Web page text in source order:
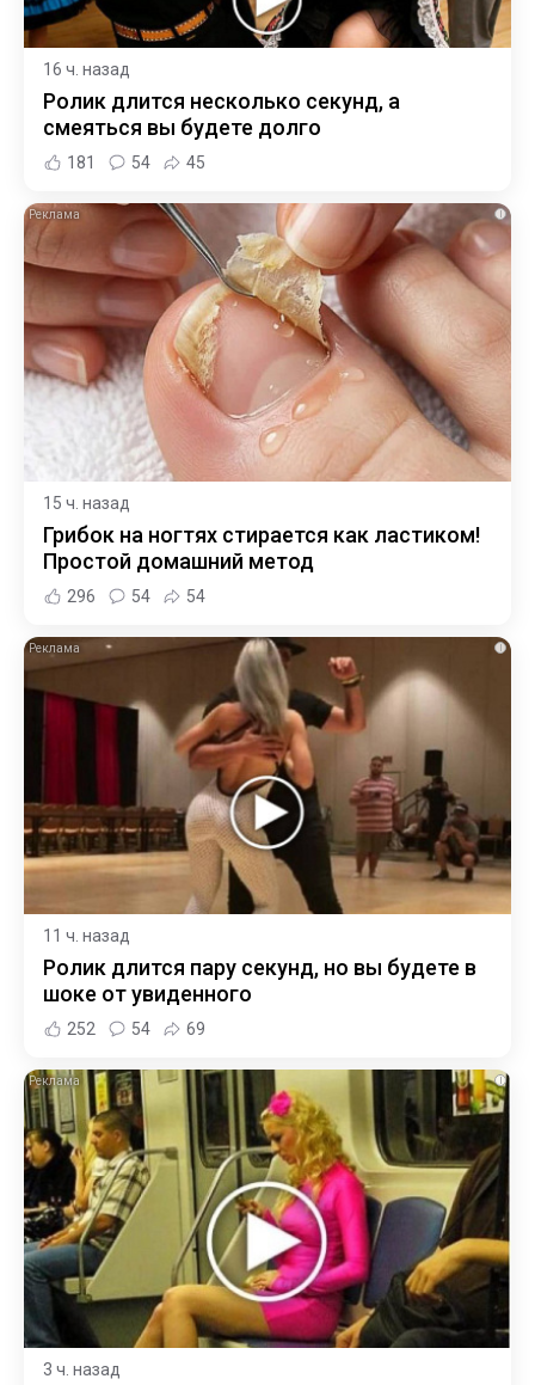
16 ч. назад
Ролик длится несколько секунд, а
смеяться вы будете долго
181 54 45
i
15 ч. назад
Грибок на ногтях стирается как ластиком!
Простой домашний метод
296 54 54
i
11 ч. назад
Ролик длится пару секунд, но вы будете в
шоке от увиденного
252 54 69
i
3 ч. назад